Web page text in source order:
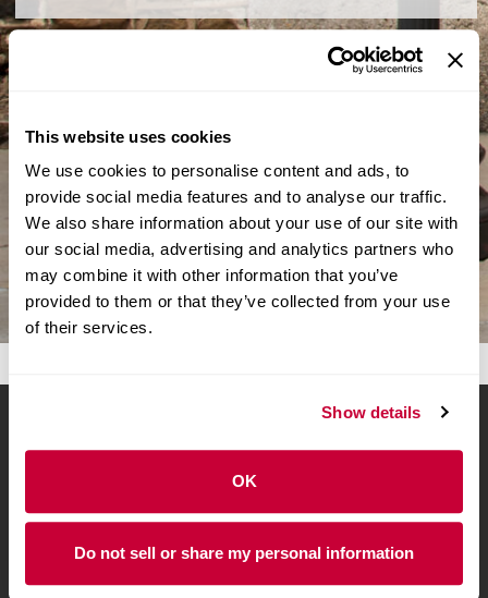
This website uses cookies
We use cookies to personalise content and ads, to
provide social media features and to analyse our traffic.
We also share information about your use of our site with
our social media, advertising and analytics partners who
may combine it with other information that you’ve
provided to them or that they’ve collected from your use
of their services.
Show details
OK
Do not sell or share my personal information
Ley de Reinversión Comunitaria
Detalles
Localizar una sucursal o un cajero automático
Llame al (479) 788-4600